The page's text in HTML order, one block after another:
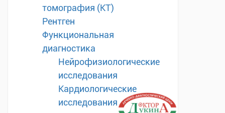
томография (КТ)
Рентген
Функциональная
диагностика
Нейрофизиологические
исследования
Кардиологические
исследования